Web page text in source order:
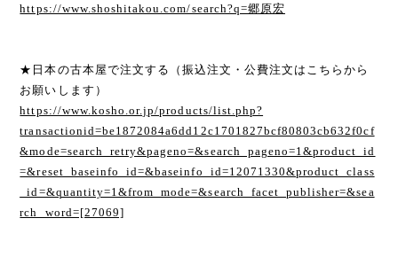
https://www.shoshitakou.com/search?q=郷原宏
★日本の古本屋で注文する（振込注文・公費注文はこちらから
お願いします）
https://www.kosho.or.jp/products/list.php?
transactionid=be1872084a6dd12c1701827bcf80803cb632f0cf
&mode=search_retry&pageno=&search_pageno=1&product_id
=&reset_baseinfo_id=&baseinfo_id=12071330&product_class
_id=&quantity=1&from_mode=&search_facet_publisher=&sea
rch_word=[27069]